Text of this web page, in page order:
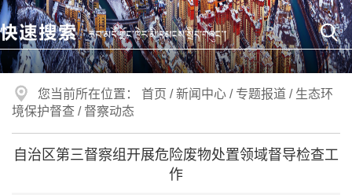
您当前所在位置： 首页 /新闻中心 / 专题报道 / 生态环
境保护督查 / 督察动态
自治区第三督察组开展危险废物处置领域督导检查工
作